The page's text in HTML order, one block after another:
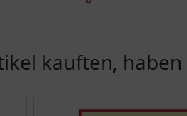
kauften,